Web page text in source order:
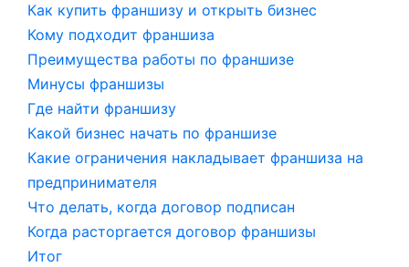
Как купить франшизу и открыть бизнес
Кому подходит франшиза
Преимущества работы по франшизе
Минусы франшизы
Где найти франшизу
Какой бизнес начать по франшизе
Какие ограничения накладывает франшиза на
предпринимателя
Что делать, когда договор подписан
Когда расторгается договор франшизы
Итог